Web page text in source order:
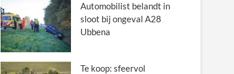
Automobilist belandt in
sloot bij ongeval A28
Ubbena
Te koop: sfeervol